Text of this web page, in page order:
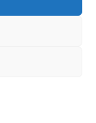
Unter den
Like A